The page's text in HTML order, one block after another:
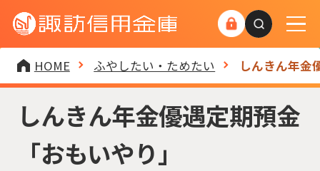
検索キーワ
HOME ふやしたい・ためたい しんきん年金
しんきん年金優遇定期預金
「おもいやり」